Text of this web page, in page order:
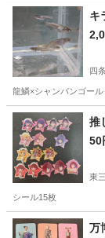
キ
四
龍鱗×シャンパンゴー
大阪 寝屋川市 推
50
東
シール15枚
大阪 大阪市
万